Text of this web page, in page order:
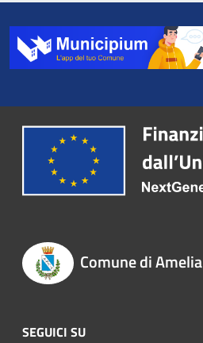
Comune di Amelia
SEGUICI SU